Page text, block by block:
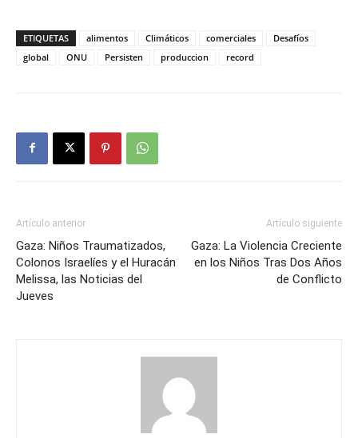
ETIQUETAS alimentos Climáticos comerciales
Desafíos
global
ONU Persisten produccion record
Artículo anterior
Gaza: Niños Traumatizados,
Colonos Israelíes y el Huracán
Melissa, las Noticias del
Jueves
Artículo siguiente
Gaza: La Violencia Creciente
en los Niños Tras Dos Años
de Conflicto